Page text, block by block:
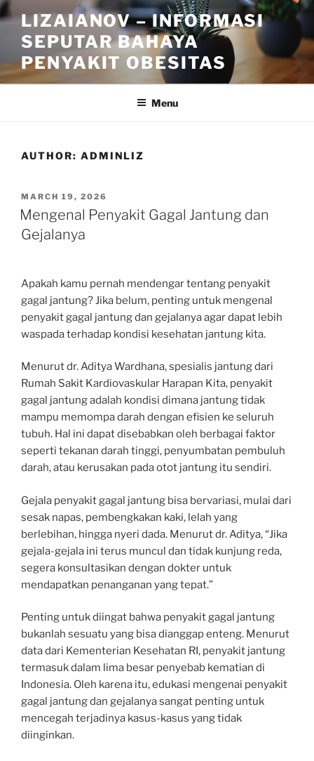
Skip
to
content
LIZAIANOV – INFORMASI
SEPUTAR BAHAYA
PENYAKIT OBESITAS
Menu
AUTHOR: ADMINLIZ
POSTED
ON
MARCH 19, 2026
Mengenal Penyakit Gagal Jantung dan
Gejalanya
Apakah kamu pernah mendengar tentang penyakit
gagal jantung? Jika belum, penting untuk mengenal
penyakit gagal jantung dan gejalanya agar dapat lebih
waspada terhadap kondisi kesehatan jantung kita.
Menurut dr. Aditya Wardhana, spesialis jantung dari
Rumah Sakit Kardiovaskular Harapan Kita, penyakit
gagal jantung adalah kondisi dimana jantung tidak
mampu memompa darah dengan efisien ke seluruh
tubuh. Hal ini dapat disebabkan oleh berbagai faktor
seperti tekanan darah tinggi, penyumbatan pembuluh
darah, atau kerusakan pada otot jantung itu sendiri.
Gejala penyakit gagal jantung bisa bervariasi, mulai dari
sesak napas, pembengkakan kaki, lelah yang
berlebihan, hingga nyeri dada. Menurut dr. Aditya, “Jika
gejala-gejala ini terus muncul dan tidak kunjung reda,
segera konsultasikan dengan dokter untuk
mendapatkan penanganan yang tepat.”
Penting untuk diingat bahwa penyakit gagal jantung
bukanlah sesuatu yang bisa dianggap enteng. Menurut
data dari Kementerian Kesehatan RI, penyakit jantung
termasuk dalam lima besar penyebab kematian di
Indonesia. Oleh karena itu, edukasi mengenai penyakit
gagal jantung dan gejalanya sangat penting untuk
mencegah terjadinya kasus-kasus yang tidak
diinginkan.